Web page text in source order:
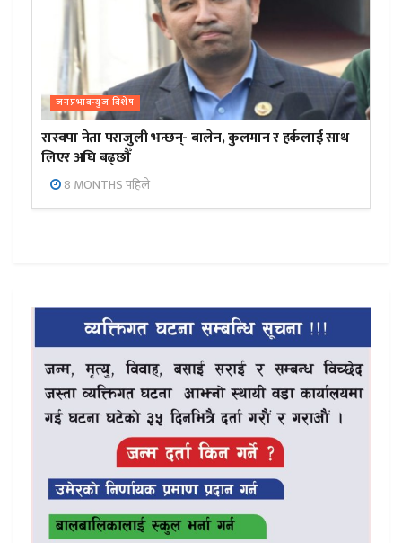
जनप्रभाबन्युज विशेष
रास्वपा नेता पराजुली भन्छन्- बालेन, कुलमान र हर्कलाई साथ
लिएर अघि बढ्छौँ
8 MONTHS पहिले